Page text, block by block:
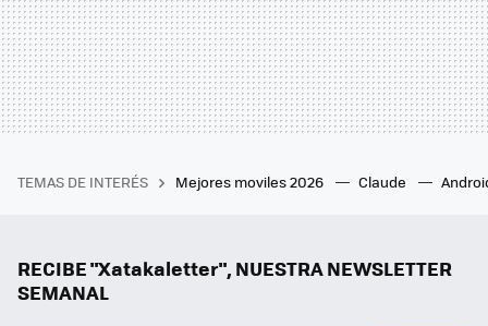
TEMAS DE INTERÉS Mejores moviles 2026 Claude
RECIBE "Xatakaletter", NUESTRA NEWSLETTER
SEMANAL